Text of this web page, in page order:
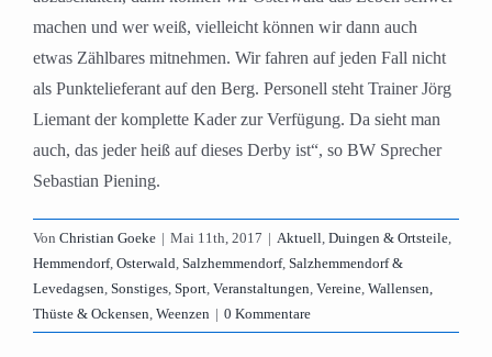
machen und wer weiß, vielleicht können wir dann auch
etwas Zählbares mitnehmen. Wir fahren auf jeden Fall nicht
als Punktelieferant auf den Berg. Personell steht Trainer Jörg
Liemant der komplette Kader zur Verfügung. Da sieht man
auch, das jeder heiß auf dieses Derby ist“, so BW Sprecher
Sebastian Piening.
Von Christian Goeke | Mai 11th, 2017 | Aktuell, Duingen & Ortsteile,
Hemmendorf, Osterwald, Salzhemmendorf, Salzhemmendorf &
Levedagsen, Sonstiges, Sport, Veranstaltungen, Vereine, Wallensen,
Thüste & Ockensen, Weenzen | 0 Kommentare